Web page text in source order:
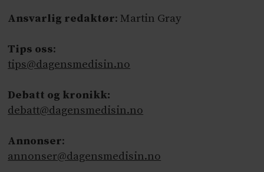
Ansvarlig redaktør: Martin Gray
Tips oss:
tips@dagensmedisin.no
Debatt og kronikk:
debatt@dagensmedisin.no
Annonser:
annonser@dagensmedisin.no